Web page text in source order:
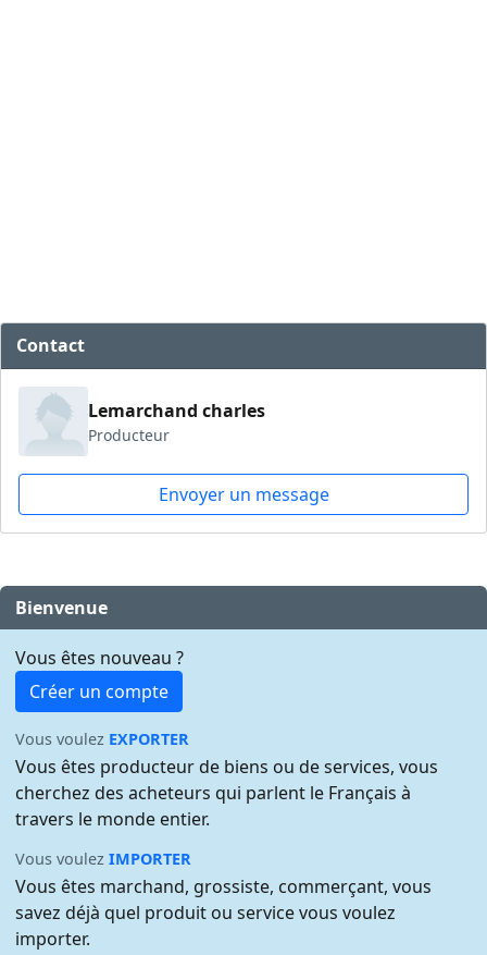
Contact
Lemarchand charles
Producteur
Envoyer un message
Bienvenue
Vous êtes nouveau ?
Créer un compte
Vous voulez EXPORTER
Vous êtes producteur de biens ou de services, vous
cherchez des acheteurs qui parlent le Français à
travers le monde entier.
Vous voulezIMPORTER
Vous êtes marchand, grossiste, commerçant, vous
savez déjà quel produit ou service vous voulez
importer.